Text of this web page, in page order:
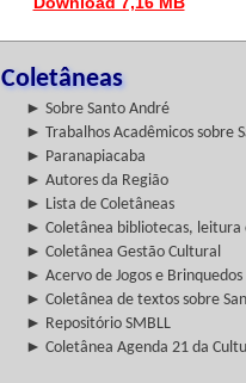
Coletâneas
► Sobre Santo André
► Trabalhos Acadêmicos sobre
► Paranapiacaba
► Autores da Região
► Lista de Coletâneas
► Coletânea bibliotecas,
► Coletânea Gestão Cultural
► Acervo de Jogos e Brinquedos
► Coletânea de textos sobre
► Repositório SMBLL
► Coletânea Agenda 21 da